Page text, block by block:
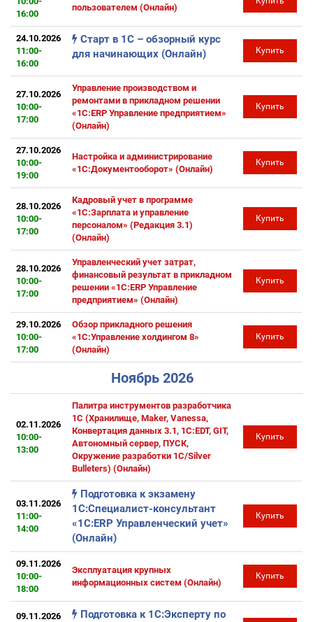
16:00
пользователем (Онлайн)
24.10.2026
11:00-
16:00
Старт в 1С – обзорный курс
для начинающих (Онлайн)
Купить
27.10.2026
10:00-
17:00
Управление производством и
ремонтами в прикладном решении
«1С:ERP Управление предприятием»
(Онлайн)
Купить
27.10.2026
10:00-
19:00
Настройка и администрирование
«1С:Документооборот» (Онлайн)
Купить
28.10.2026
10:00-
17:00
Кадровый учет в программе
«1С:Зарплата и управление
персоналом» (Редакция 3.1)
(Онлайн)
Купить
28.10.2026
10:00-
17:00
Управленческий учет затрат,
финансовый результат в прикладном
решении «1С:ERP Управление
предприятием» (Онлайн)
Купить
29.10.2026
10:00-
17:00
Обзор прикладного решения
«1С:Управление холдингом 8»
(Онлайн)
Купить
Ноябрь 2026
02.11.2026
10:00-
13:00
Палитра инструментов разработчика
1С (Хранилище, Maker, Vanessa,
Конвертация данных 3.1, 1C:EDT, GIT,
Автономный сервер, ПУСК,
Окружение разработки 1С/Silver
Bulleters) (Онлайн)
Купить
03.11.2026
11:00-
14:00
Подготовка к экзамену
1С:Специалист-консультант
«1С:ERP Управленческий учет»
(Онлайн)
Купить
09.11.2026
10:00-
18:00
Эксплуатация крупных
информационных систем (Онлайн)
Купить
09.11.2026
Подготовка к 1С:Эксперту по